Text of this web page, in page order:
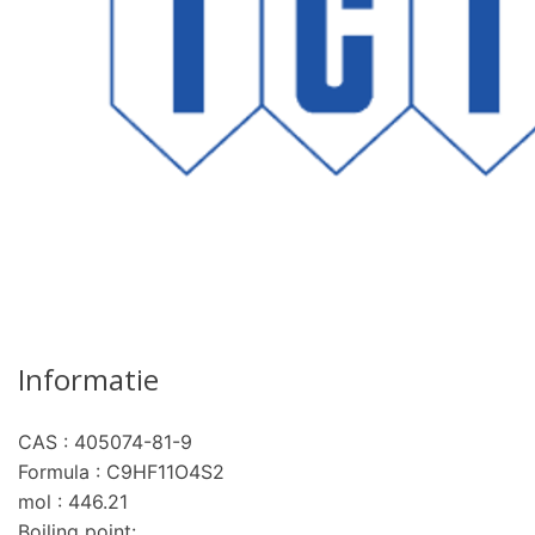
Informatie
CAS : 405074-81-9
Formula : C9HF11O4S2
mol : 446.21